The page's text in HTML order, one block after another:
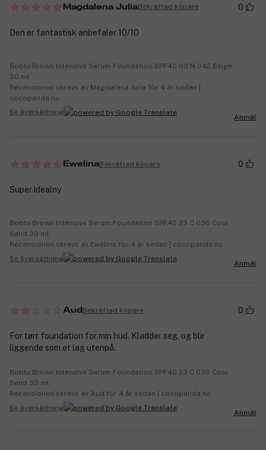
Magdalena JuliaBekräftad köpare 0
Den er fantastisk anbefaler 10/10
Bobbi Brown Intensive Serum Foundation SPF40 03 N 042 Beige
30 ml
Recensionen skrevs av Magdalena Julia för 4 år sedan |
cocopanda.no
Se översättning
Anmäl
EwelinaBekräftad köpare 0
Super.Idealny
Bobbi Brown Intensive Serum Foundation SPF40 23 C 036 Cool
Sand 30 ml
Recensionen skrevs av Ewelina för 4 år sedan | cocopanda.no
Se översättning
Anmäl
Aud Bekräftad köpare 0
For tørr foundation for min hud. Kladder seg, og blir
liggende som et lag utenpå.
Bobbi Brown Intensive Serum Foundation SPF40 23 C 036 Cool
Sand 30 ml
Recensionen skrevs av Aud för 4 år sedan | cocopanda.no
Se översättning
Anmäl